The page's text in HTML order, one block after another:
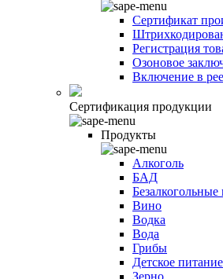
Сертификат
Регистрация
Озоновое
Включение в
Сертификация продукции
Продукты
Алкоголь
БАД
Безалкогольные
Вино
Водка
Вода
Грибы
Детское питание
Зерно